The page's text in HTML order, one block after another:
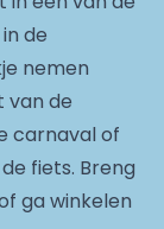
de
nemen
van de
carnaval of
fiets. Breng
ga winkelen